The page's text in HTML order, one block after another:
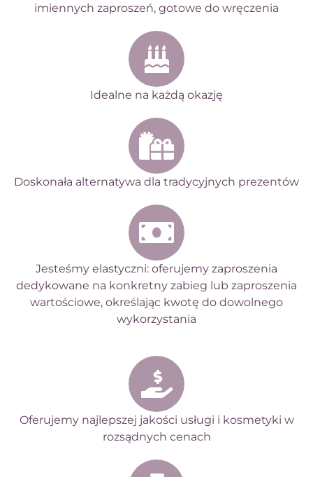
imiennych zaproszeń, gotowe do wręczenia
Idealne na każdą okazję
Doskonała alternatywa dla tradycyjnych prezentów
Jesteśmy elastyczni: oferujemy zaproszenia
dedykowane na konkretny zabieg lub zaproszenia
wartościowe, określając kwotę do dowolnego
wykorzystania
Oferujemy najlepszej jakości usługi i kosmetyki w
rozsądnych cenach